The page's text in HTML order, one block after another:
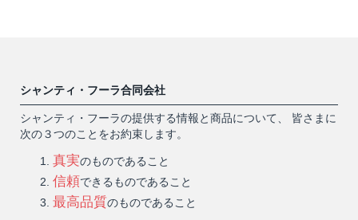
シャンティ・フーラ合同会社
シャンティ・フーラの提供する情報と商品について、 皆さまに
次の３つのことをお約束します。
真実のものであること
信頼できるものであること
最高品質のものであること